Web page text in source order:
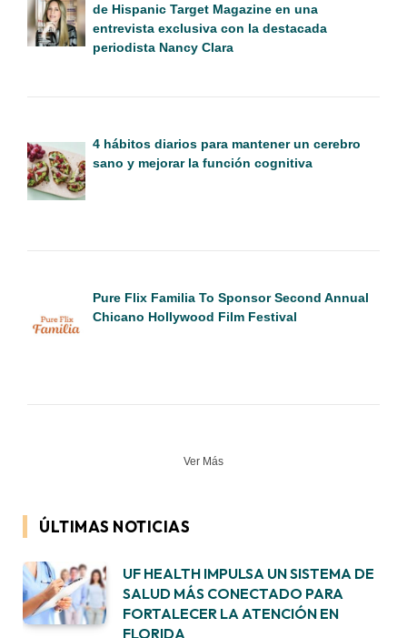
de Hispanic Target Magazine en una
entrevista exclusiva con la destacada
periodista Nancy Clara
4 hábitos diarios para mantener un cerebro
sano y mejorar la función cognitiva
Pure Flix Familia To Sponsor Second Annual
Chicano Hollywood Film Festival
Ver Más
ÚLTIMAS NOTICIAS
UF HEALTH IMPULSA UN SISTEMA DE
SALUD MÁS CONECTADO PARA
FORTALECER LA ATENCIÓN EN
FLORIDA